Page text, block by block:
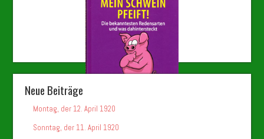
Neue Beiträge
Montag, der 12. April 1920
Sonntag, der 11. April 1920